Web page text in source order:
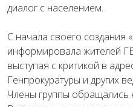
диалог с населением.
С начала своего создания
информировала жителей
выступая с критикой в
Генпрокуратуры и других
Члены группы обращались